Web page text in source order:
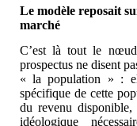
Le modèle reposait
marché
C’est là tout le
prospectus ne disent
« la population » :
spécifique de cette
du revenu
idéologique